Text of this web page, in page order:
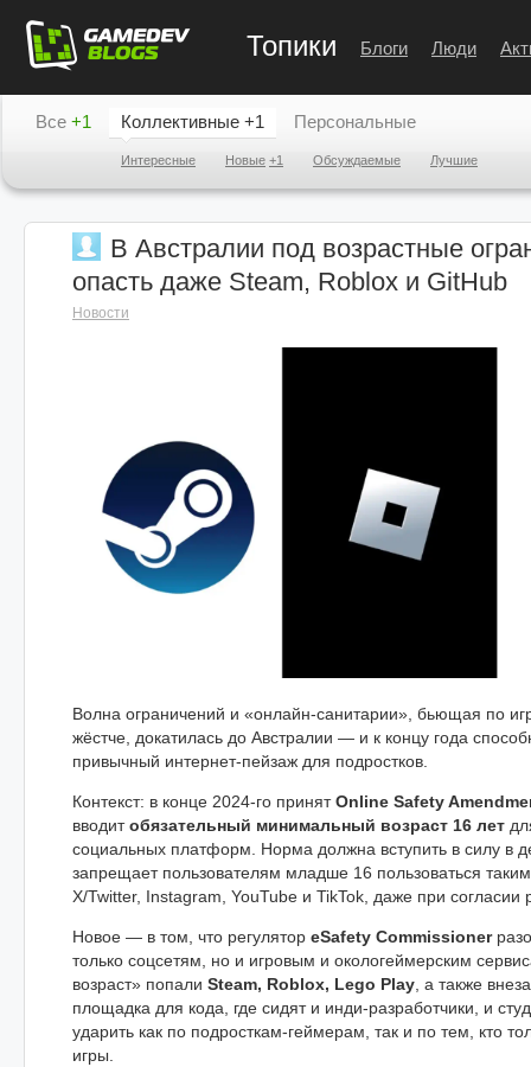
Топики Блоги Люди
Все +1 Коллективные +1
Интересные Новые +1 Обсуждаемые Лучшие
Персональные
В Австралии под возрастные
опасть даже Steam, Roblox и GitHub
Новости
Волна ограничений и «онлайн-санитарии», бьющая по
жёстче, докатилась до Австралии — и к концу года
привычный интернет-пейзаж для подростков.
Контекст: в конце 2024-го принятOnline Safety
вводитобязательный минимальный возраст 16 лет
социальных платформ. Норма должна вступить в силу в
запрещает пользователям младше 16 пользоваться
X/Twitter, Instagram, YouTube и TikTok, даже при согласии
Новое — в том, что регулятор eSafety Commissioner
только соцсетям, но и игровым и окологеймерским
возраст» попали Steam, Roblox, Lego Play, а также
площадка для кода, где сидят и инди-разработчики, и
ударить как по подросткам-геймерам, так и по тем, кто
игры.